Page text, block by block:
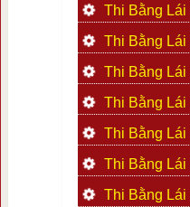
Thi Bằng Lái
Thi Bằng Lái
Thi Bằng Lái
Thi Bằng Lái
Thi Bằng Lái
Thi Bằng Lái
Thi Bằng Lái